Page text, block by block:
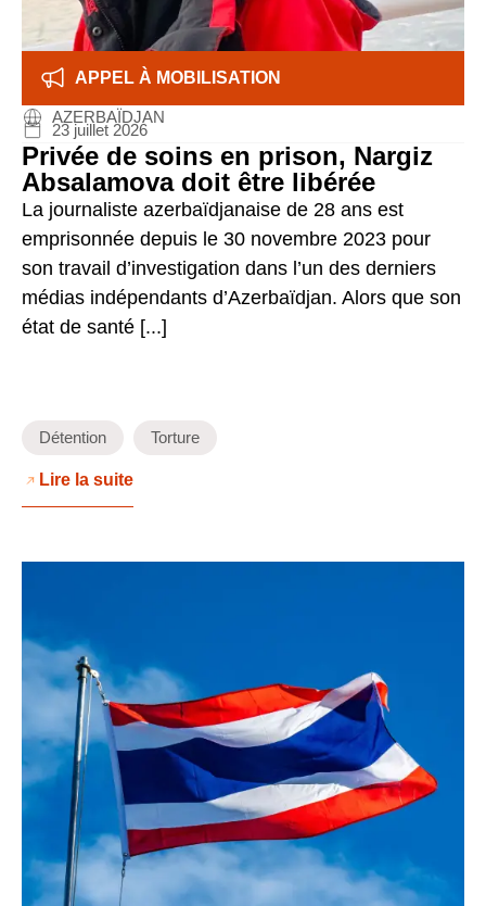
APPEL À MOBILISATION
AZERBAÏDJAN
23 juillet 2026
Privée de soins en prison, Nargiz
Absalamova doit être libérée
La journaliste azerbaïdjanaise de 28 ans est
emprisonnée depuis le 30 novembre 2023 pour
son travail d’investigation dans l’un des derniers
médias indépendants d’Azerbaïdjan. Alors que son
état de santé [...]
Détention Torture
Lire la suite